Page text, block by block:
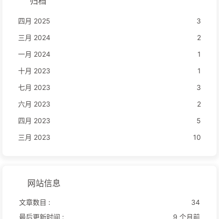
四月 2025
3
三月 2024
2
一月 2024
1
十月 2023
1
七月 2023
3
六月 2023
2
四月 2023
5
三月 2023
10
网站信息
文章数目 :
34
最后更新时间 :
9 个月前